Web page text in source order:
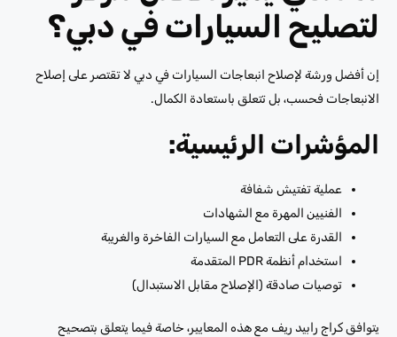
لتصليح السيارات في دبي؟
إن أفضل ورشة لإصلاح انبعاجات السيارات في دبي لا تقتصر على إصلاح
الانبعاجات فحسب، بل تتعلق باستعادة الكمال.
المؤشرات الرئيسية:
عملية تفتيش شفافة
الفنيين المهرة مع الشهادات
القدرة على التعامل مع السيارات الفاخرة والغريبة
استخدام أنظمة PDR المتقدمة
توصيات صادقة (الإصلاح مقابل الاستبدال)
يتوافق كراج رابيد ريف مع هذه المعايير، خاصة فيما يتعلق بتصحيح